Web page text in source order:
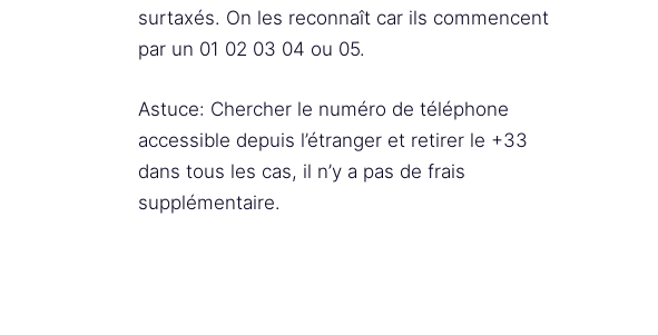
surtaxés. On les reconnaît car ils commencent
par un 01 02 03 04 ou 05.
Astuce: Chercher le numéro de téléphone
accessible depuis l’étranger et retirer le +33
dans tous les cas, il n’y a pas de frais
supplémentaire.